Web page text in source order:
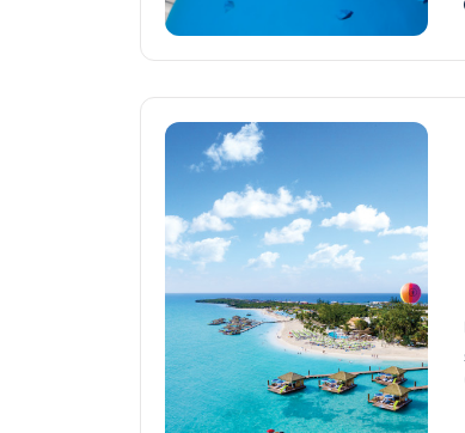
Přemístění Lodí
Mexiko
Jižní Pacifik
Transatlantic
Panamský průplav
Transpacific